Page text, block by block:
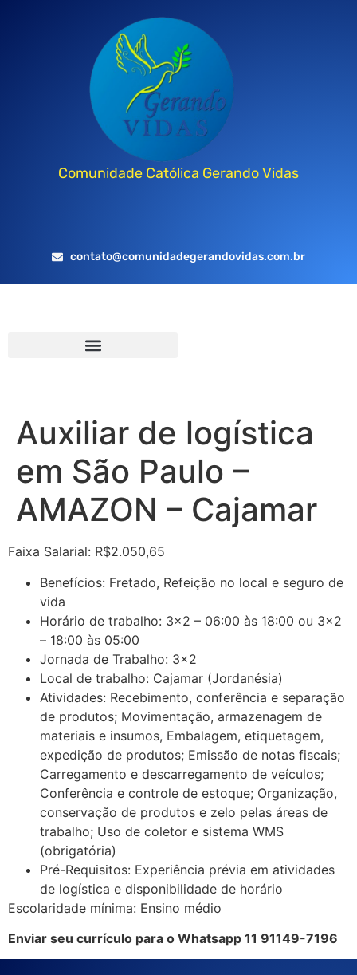
Comunidade Católica Gerando Vidas
contato@comunidadegerandovidas.com.br
Auxiliar de logística
em São Paulo –
AMAZON – Cajamar
Faixa Salarial: R$2.050,65
Benefícios: Fretado, Refeição no local e seguro de
vida
Horário de trabalho: 3×2 – 06:00 às 18:00 ou 3×2
– 18:00 às 05:00
Jornada de Trabalho: 3×2
Local de trabalho: Cajamar (Jordanésia)
Atividades: Recebimento, conferência e separação
de produtos; Movimentação, armazenagem de
materiais e insumos, Embalagem, etiquetagem,
expedição de produtos; Emissão de notas fiscais;
Carregamento e descarregamento de veículos;
Conferência e controle de estoque; Organização,
conservação de produtos e zelo pelas áreas de
trabalho; Uso de coletor e sistema WMS
(obrigatória)
Pré-Requisitos: Experiência prévia em atividades
de logística e disponibilidade de horário
Escolaridade mínima: Ensino médio
Enviar seu currículo para o Whatsapp 11 91149-7196